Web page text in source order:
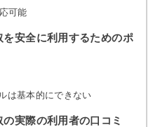
可能
安全に利用するためのポ
は基本的にできない
実際の利用者の口コミ